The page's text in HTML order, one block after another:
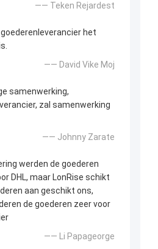
—— Teken Rejardest
het
—— David Vike Moj
samenwerking,
zal samenwerking
—— Johnny Zarate
werden de goederen
DHL, maar LonRise schikt
aan geschikt ons,
de goederen zeer voor
—— Li Papageorge